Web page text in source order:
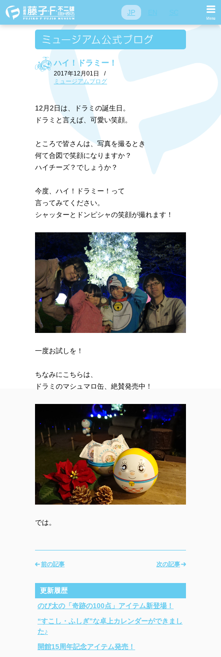
JP
ハイ！ドラミー！
2017年12月01日
/
ミュージアムブログ
12月2日は、ドラミの誕生日。
ドラミと言えば、可愛い笑顔。
ところで皆さんは、写真を撮るとき
何て合図で笑顔になりますか？
ハイチーズ？でしょうか？
今度、ハイ！ドラミー！って
言ってみてください。
シャッターとドンピシャの笑顔が撮れます！
一度お試しを！
ちなみにこちらは、
ドラミのマシュマロ缶、絶賛発売中！
では。
次の記事
前の記事
更新履歴
のび太の「奇跡の100点」アイテム新登場！
“すこし・ふしぎ”な卓上カレンダーができまし
た♪
開館15周年記念アイテム発売！